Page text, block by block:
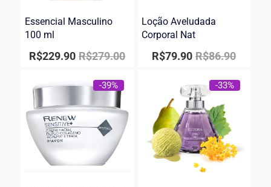
Essencial Masculino
100 ml
R$279.00
R$229.90
Loção Aveludada
Corporal Nat
R$86.90
R$79.90
-39% -33%